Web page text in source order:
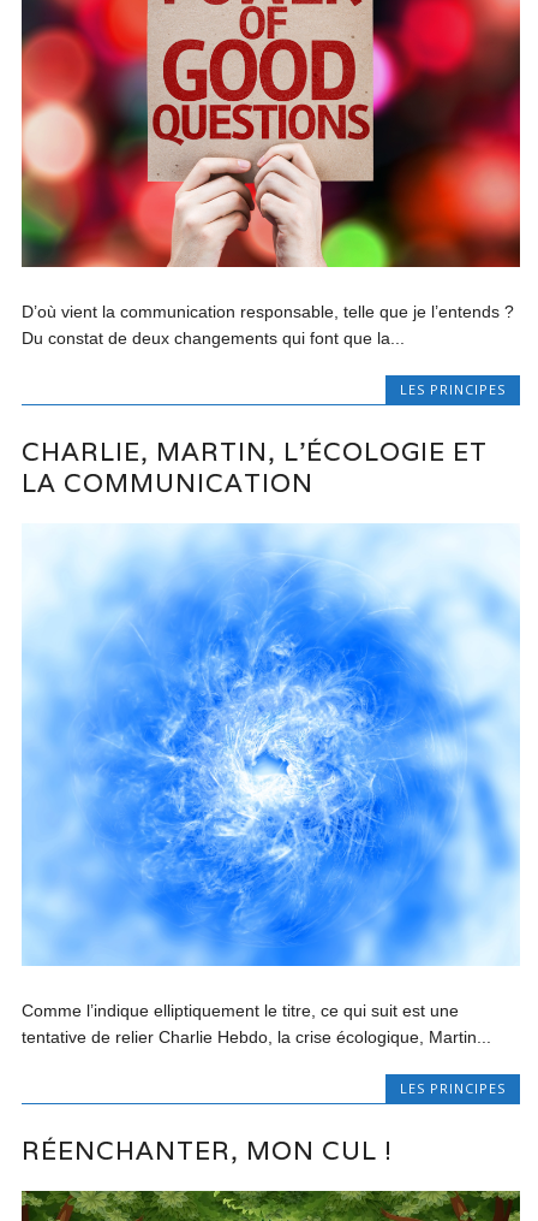
D’où vient la communication responsable, telle que je l’entends ?
Du constat de deux changements qui font que la...
LES PRINCIPES
CHARLIE, MARTIN, L’ÉCOLOGIE ET
LA COMMUNICATION
Comme l’indique elliptiquement le titre, ce qui suit est une
tentative de relier Charlie Hebdo, la crise écologique, Martin...
LES PRINCIPES
RÉENCHANTER, MON CUL !